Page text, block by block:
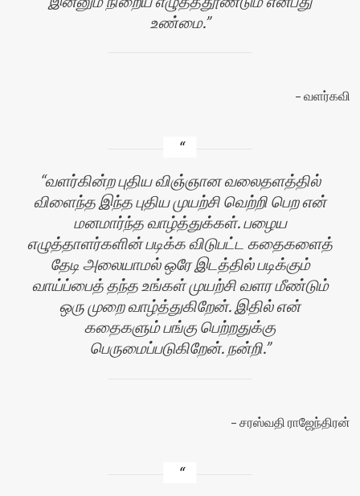
உண்மை.
வளர்கவி
வளர்கின்ற புதிய விஞ்ஞான வலைதளத்தில்
விளைந்த இந்த புதிய முயற்சி வெற்றி பெற என்
மனமார்ந்த வாழ்த்துக்கள். பழைய
எழுத்தாளர்களின் படிக்க விடுபட்ட கதைகளைத்
தேடி அலையாமல் ஒரே இடத்தில் படிக்கும்
வாய்ப்பைத் தந்த உங்கள் முயற்சி வளர மீண்டும்
ஒரு முறை வாழ்த்துகிறேன். இதில் என்
கதைகளும் பங்கு பெற்றதுக்கு
பெருமைப்படுகிறேன். நன்றி.
சரஸ்வதி ராஜேந்திரன்